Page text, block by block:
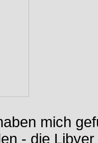
mich
- die